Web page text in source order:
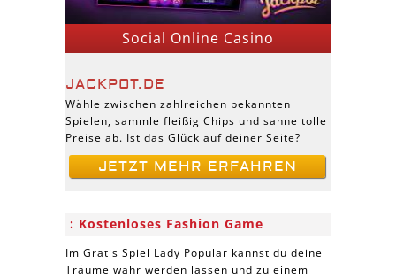
Social Online Casino
JACKPOT.DE
Wähle zwischen zahlreichen bekannten
Spielen, sammle fleißig Chips und sahne tolle
Preise ab. Ist das Glück auf deiner Seite?
JETZT MEHR ERFAHREN
Kostenloses Fashion Game
Im Gratis Spiel Lady Popular kannst du deine
Träume wahr werden lassen und zu einem